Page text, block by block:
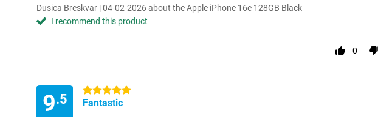
Dusica Breskvar | 04-02-2026 about the Apple iPhone 16e 128GB Black
I recommend this product
0
9.5
5 stars
Fantastic